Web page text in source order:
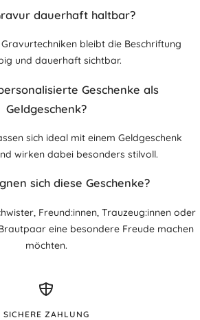
dauerhaft haltbar?
bleibt die Beschriftung
und dauerhaft sichtbar.
Geschenke als
Geldgeschenk?
sich ideal mit einem Geldgeschenk
wirken dabei besonders stilvoll.
sich diese Geschenke?
Freund:innen, Trauzeug:innen oder
eine besondere Freude machen
möchten.
SICHERE ZAHLUNG